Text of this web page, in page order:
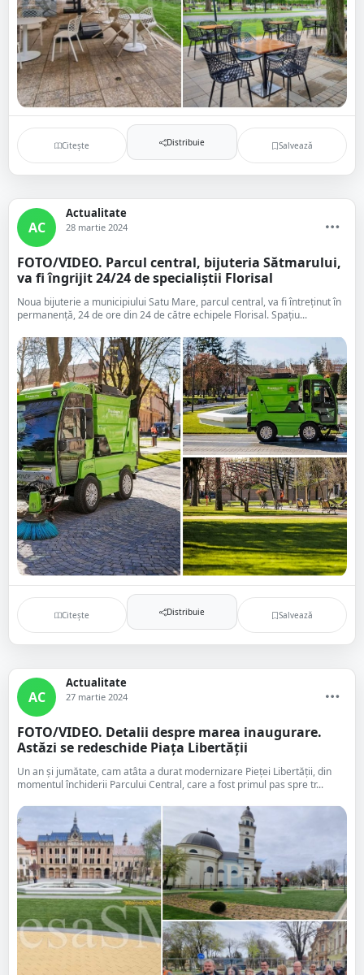
Citește Distribuie Salvează
AC
Actualitate
28 martie 2024
FOTO/VIDEO. Parcul central, bijuteria Sătmarului,
va fi îngrijit 24/24 de specialiștii Florisal
Noua bijuterie a municipiului Satu Mare, parcul central, va fi întreținut în
permanență, 24 de ore din 24 de către echipele Florisal. Spațiu...
Citește Distribuie Salvează
AC
Actualitate
27 martie 2024
FOTO/VIDEO. Detalii despre marea inaugurare.
Astăzi se redeschide Piața Libertății
Un an și jumătate, cam atâta a durat modernizare Pieței Libertății, din
momentul închiderii Parcului Central, care a fost primul pas spre tr...